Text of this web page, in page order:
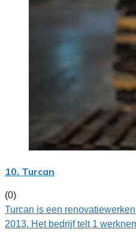
10. Turcan
(0)
Turcan is een
2013. Het bedrijf telt 1